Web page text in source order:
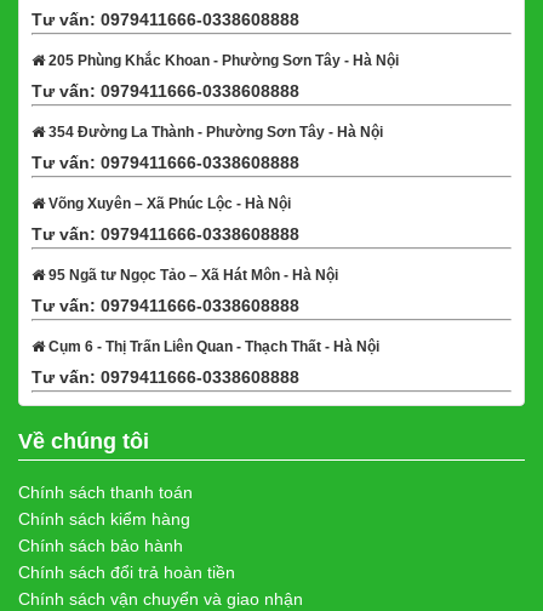
Tư vấn: 0979411666-0338608888
205 Phùng Khắc Khoan - Phường Sơn Tây - Hà Nội
Tư vấn: 0979411666-0338608888
354 Đường La Thành - Phường Sơn Tây - Hà Nội
Tư vấn: 0979411666-0338608888
Võng Xuyên – Xã Phúc Lộc - Hà Nội
Tư vấn: 0979411666-0338608888
95 Ngã tư Ngọc Tảo – Xã Hát Môn - Hà Nội
Tư vấn: 0979411666-0338608888
Cụm 6 - Thị Trấn Liên Quan - Thạch Thất - Hà Nội
Tư vấn: 0979411666-0338608888
Về chúng tôi
Chính sách thanh toán
Chính sách kiểm hàng
Chính sách bảo hành
Chính sách đổi trả hoàn tiền
Chính sách vận chuyển và giao nhận